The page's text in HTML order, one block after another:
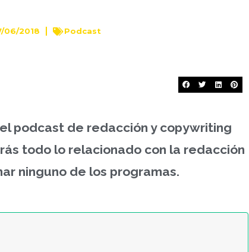
06/2018 Podcast
podcast de redacción y copywriting
todo lo relacionado con la redacción
ninguno de los programas.